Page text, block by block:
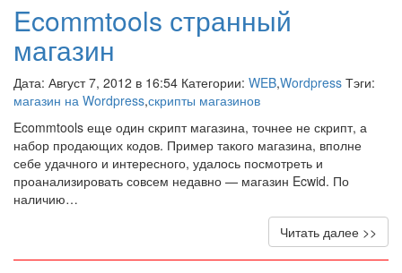
Ecommtools странный
магазин
Дата: Август 7, 2012 в 16:54 Категории: WEB,Wordpress Тэги:
магазин на Wordpress,скрипты магазинов
Ecommtools еще один скрипт магазина, точнее не скрипт, а
набор продающих кодов. Пример такого магазина, вполне
себе удачного и интересного, удалось посмотреть и
проанализировать совсем недавно — магазин Ecwid. По
наличию…
Читать далее >>